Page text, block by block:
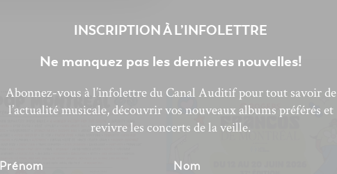
INSCRIPTION À L’INFOLETTRE
Ne manquez pas les dernières nouvelles!
Abonnez-vous à l’infolettre du Canal Auditif pour tout savoir de
l’actualité musicale, découvrir vos nouveaux albums préférés et
revivre les concerts de la veille.
Prénom Nom